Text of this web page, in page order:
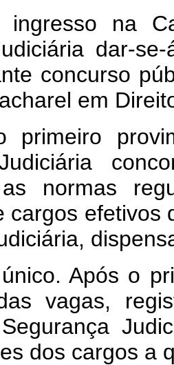
ingresso na
dar-
concurso
em
primeiro
as normas
cargos efetivos
Após o
vagas,
dos cargos a